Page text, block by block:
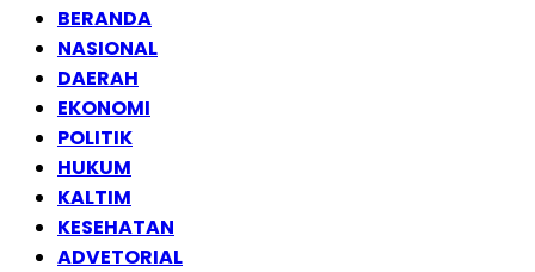
BERANDA
NASIONAL
DAERAH
EKONOMI
POLITIK
HUKUM
KALTIM
KESEHATAN
ADVETORIAL